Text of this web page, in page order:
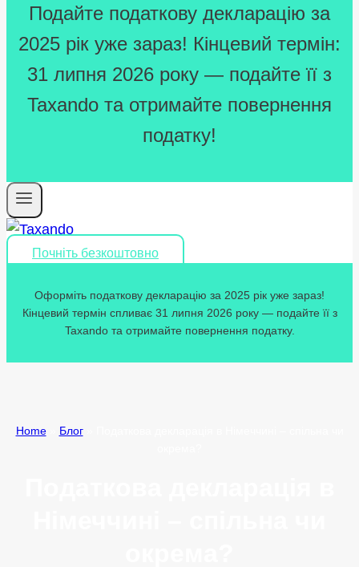
Подайте податкову декларацію за
2025 рік уже зараз! Кінцевий термін:
31 липня 2026 року — подайте її з
Taxando та отримайте повернення
податку!
Почніть безкоштовно
Оформіть податкову декларацію за 2025 рік уже зараз!
Кінцевий термін спливає 31 липня 2026 року — подайте її з
Taxando та отримайте повернення податку.
Home» Блог»